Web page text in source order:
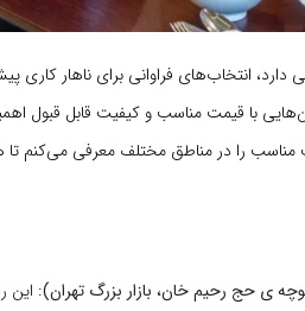
انتخاب‌های فراوانی برای ناهار کاری
با قیمت مناسب و کیفیت قابل قبول
مناسب را در مناطق مختلف معرفی می‌کنم تا
ی حج رحیم خان، بازار بزرگ تهران): این